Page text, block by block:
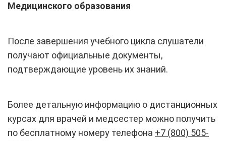
Медицинского образования
После завершения учебного цикла слушатели
получают официальные документы,
подтверждающие уровень их знаний.
Более детальную информацию о дистанционных
курсах для врачей и медсестер можно получить
по бесплатному номеру телефона +7 (800) 505-